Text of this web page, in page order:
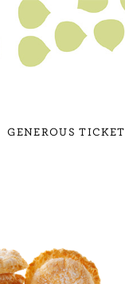
GENEROUS TICKET